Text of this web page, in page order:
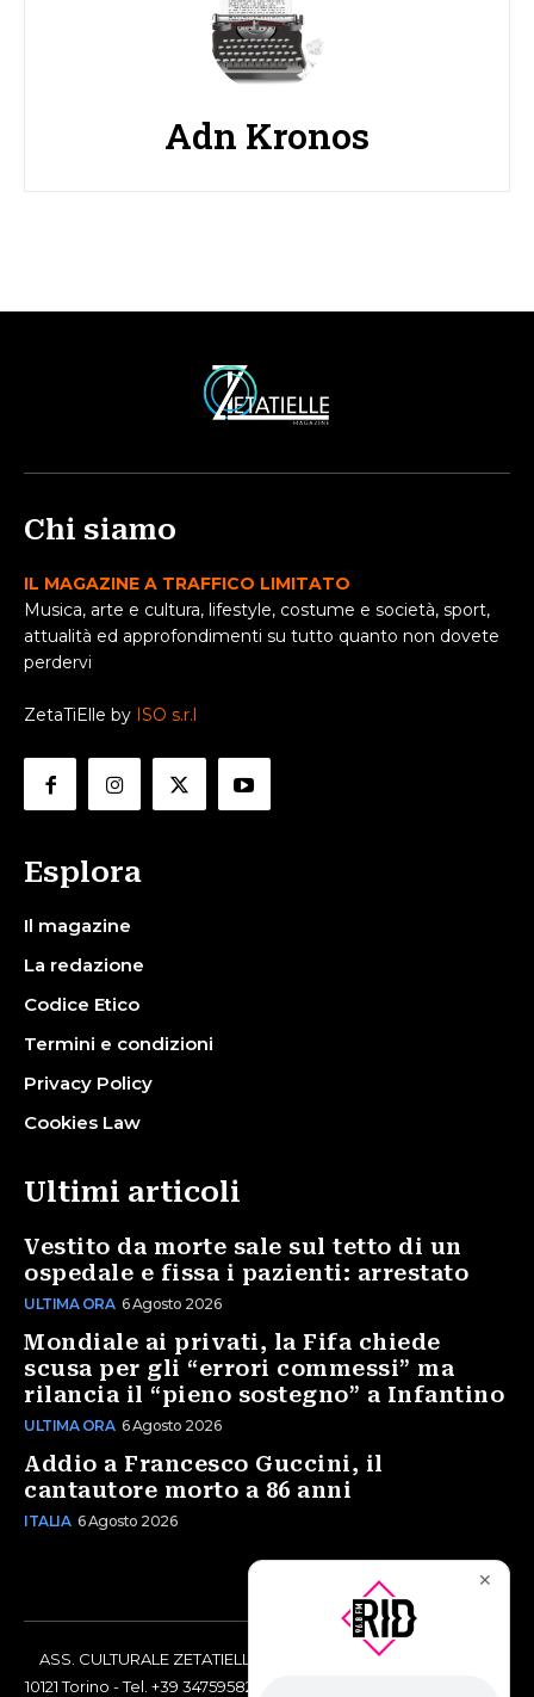
Adn Kronos
Chi siamo
IL MAGAZINE A TRAFFICO LIMITATO
Musica, arte e cultura, lifestyle, costume e società, sport,
attualità ed approfondimenti su tutto quanto non dovete
perdervi
ZetaTiElle by ISO s.r.l
Esplora
Il magazine
La redazione
Codice Etico
Termini e condizioni
Privacy Policy
Cookies Law
Ultimi articoli
Vestito da morte sale sul tetto di un
ospedale e fissa i pazienti: arrestato
ULTIMA ORA 6 Agosto 2026
Mondiale ai privati, la Fifa chiede
scusa per gli “errori commessi” ma
rilancia il “pieno sostegno” a Infantino
ULTIMA ORA 6 Agosto 2026
Addio a Francesco Guccini, il
cantautore morto a 86 anni
ITALIA 6 Agosto 2026
ASS. CULTURALE ZETATIELLE OFF via Vittorio Amedeo II, 21 -
10121 Torino - Tel. +39 3475958238 - Codice Fiscale 97883690014
✕